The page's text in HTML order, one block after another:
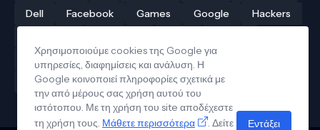
Dell
Facebook Games Google
Hackers
Αρχαίες τεχνολογίες
Δρόνοι
Ελληνική τεχνολογία
Ηλεκτροκίνηση
Κβαντικοί υπολογιστές
Χρησιμοποιούμε cookies της Google για
υπηρεσίες, διαφημίσεις και ανάλυση. Η
Google κοινοποιεί πληροφορίες σχετικά με
την από μέρους σας χρήση αυτού του
ιστότοπου. Με τη χρήση του site αποδέχεστε
τη χρήση τους. Μάθετε περισσότερα . Δείτε Εντάξει